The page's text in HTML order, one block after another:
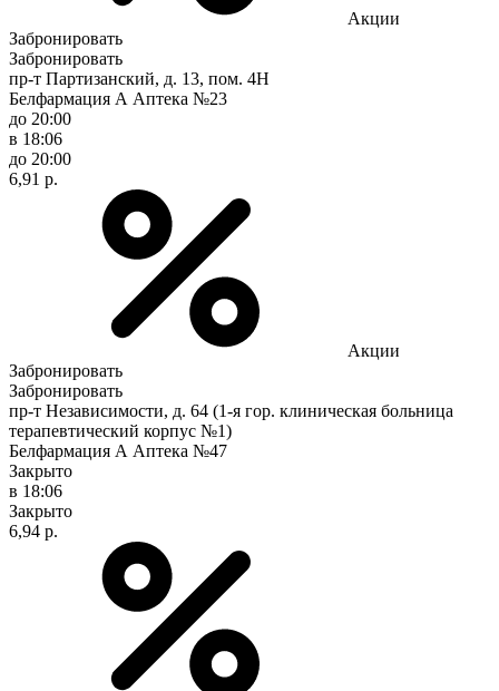
Акции
Забронировать
Забронировать
пр-т Партизанский, д. 13, пом. 4Н
Белфармация А Аптека №23
до 20:00
в 18:06
до 20:00
6,91 р.
Акции
Забронировать
Забронировать
пр-т Независимости, д. 64 (1-я гор. клиническая больница
терапевтический корпус №1)
Белфармация А Аптека №47
Закрыто
в 18:06
Закрыто
6,94 р.